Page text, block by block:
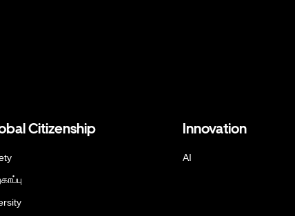
Citizenship Innovation
AI